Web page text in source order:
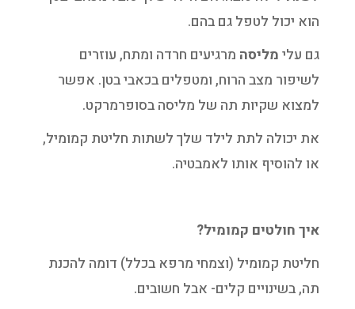
הוא יכול לטפל גם בהם.
גם עלי מליסה מרגיעים חרדה ומתח, עוזרים
לשיפור מצב הרוח, ומטפלים בכאבי בטן. אפשר
למצוא שקיות תה של מליסה בסופרמרקט.
את יכולה לתת לילד שלך לשתות חליטת קמומיל,
או להוסיף אותו לאמבטיה.
איך חולטים קמומיל?
חליטת קמומיל (וצמחי מרפא בכלל) דומה להכנת
תה, בשינויים קלים- אבל חשובים.